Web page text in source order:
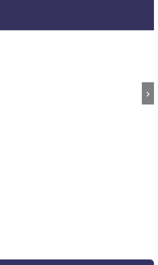
›